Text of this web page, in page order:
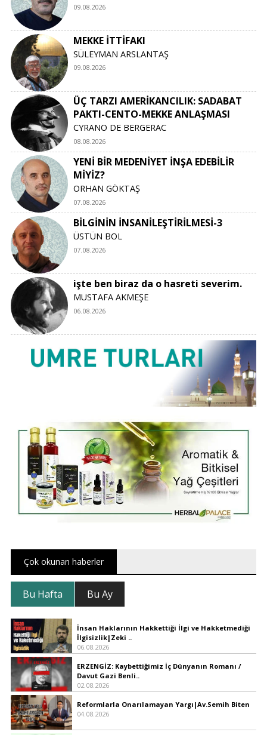
09.08.2026
MEKKE İTTİFAKI
SÜLEYMAN ARSLANTAŞ
09.08.2026
ÜÇ TARZI AMERİKANCILIK: SADABAT
PAKTI-CENTO-MEKKE ANLAŞMASI
CYRANO DE BERGERAC
08.08.2026
YENİ BİR MEDENİYET İNŞA EDEBİLİR
MİYİZ?
ORHAN GÖKTAŞ
07.08.2026
BİLGİNİN İNSANİLEŞTİRİLMESİ-3
ÜSTÜN BOL
07.08.2026
işte ben biraz da o hasreti severim.
MUSTAFA AKMEŞE
06.08.2026
Çok okunan haberler
Bu Hafta Bu Ay
İnsan Haklarının Hakkettiği İlgi ve Hakketmediği
İlgisizlik|Zeki ..
06.08.2026
ERZENGİZ: Kaybettiğimiz İç Dünyanın Romanı /
Davut Gazi Benli..
02.08.2026
Reformlarla Onarılamayan Yargı|Av.Semih Biten
04.08.2026